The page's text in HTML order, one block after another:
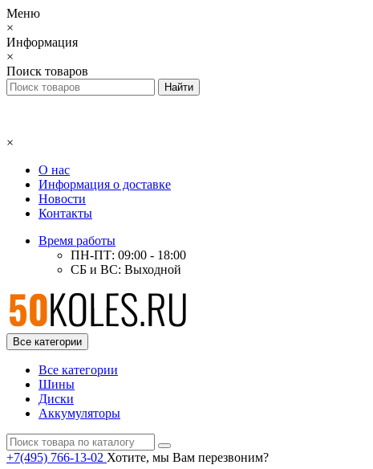
Меню
×
Информация
×
Поиск товаров
×
О нас
Информация о доставке
Новости
Контакты
Время работы
ПН-ПТ: 09:00 - 18:00
СБ и ВС: Выходной
Все категории
Все категории
Шины
Диски
Аккумуляторы
+7(495) 766-13-02 Хотите, мы Вам перезвоним?